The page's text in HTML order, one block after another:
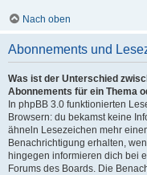
Nach oben
Abonnements und
Was ist der Unterschied
Abonnements für ein Thema
In phpBB 3.0 funktionierten
Browsern: du bekamst keine
ähneln Lesezeichen mehr
Benachrichtigung erhalten,
hingegen informieren dich bei
Forums des Boards. Die